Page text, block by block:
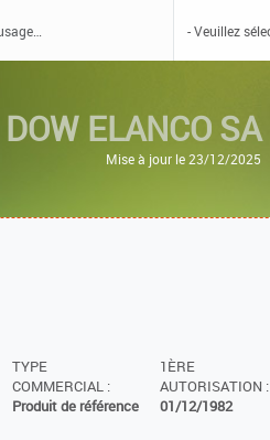
DOW ELANCO SA
Mise à jour le 23/12/2025
TYPE
COMMERCIAL :
Produit de référence
1ÈRE
AUTORISATION :
01/12/1982